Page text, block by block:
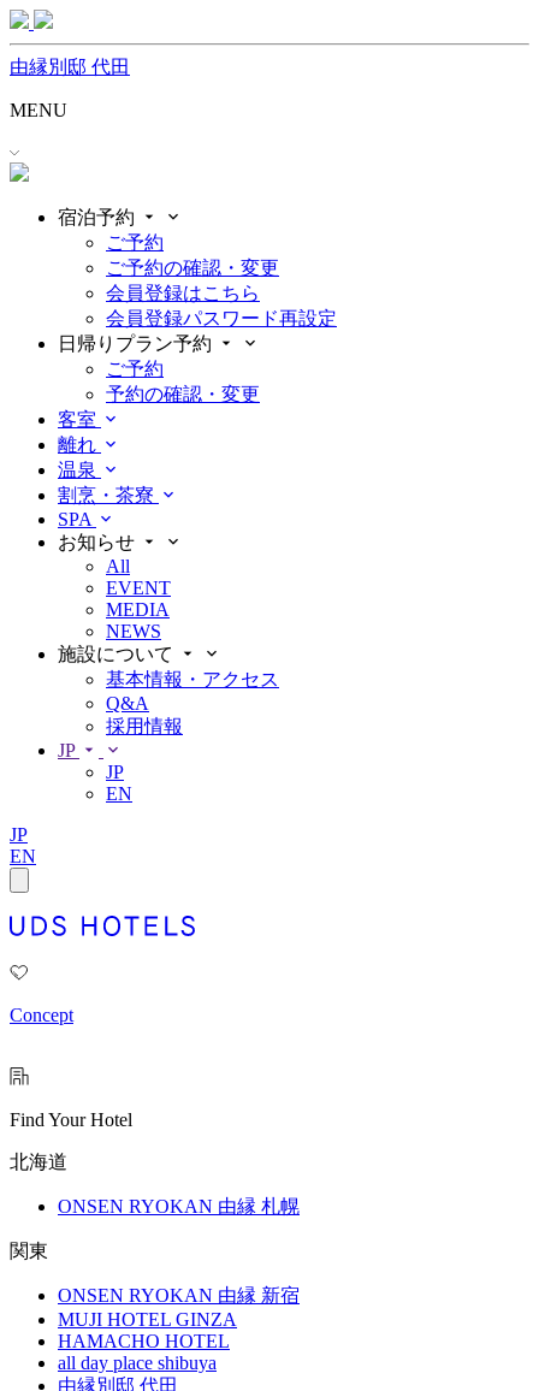
内
容
を
キ
ッ
プ
由縁別邸 代田
MENU
宿泊予約
ご予約
ご予約の確認・変更
会員登録はこちら
会員登録パスワード再設定
日帰りプラン予約
ご予約
予約の確認・変更
客室
離れ
温泉
割烹・茶寮
SPA
お知らせ
All
EVENT
MEDIA
NEWS
施設について
基本情報・アクセス
Q&A
採用情報
JP
JP
EN
JP
EN
Concept
Find Your Hotel
北海道
ONSEN RYOKAN 由縁 札幌
関東
ONSEN RYOKAN 由縁 新宿
MUJI HOTEL GINZA
HAMACHO HOTEL
all day place shibuya
由縁別邸 代田